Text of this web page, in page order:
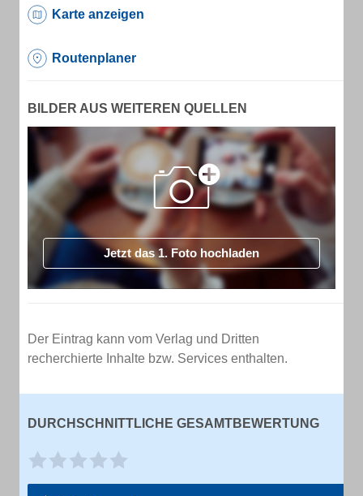
Karte anzeigen
Routenplaner
BILDER AUS WEITEREN QUELLEN
Jetzt das 1. Foto hochladen
Der Eintrag kann vom Verlag und Dritten
recherchierte Inhalte bzw. Services enthalten.
DURCHSCHNITTLICHE GESAMTBEWERTUNG